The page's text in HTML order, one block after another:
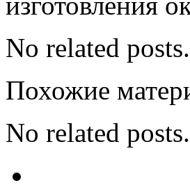
No related posts.
Похожие
No related posts.